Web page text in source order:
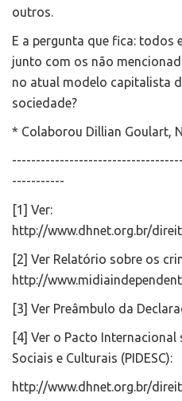
outros.
E a pergunta que fica: todos
junto com os não
no atual modelo capitalista
sociedade?
* Colaborou Dillian Goulart,
-----------
[1] Ver:
http://www.dhnet.org.br/
[2] Ver Relatório sobre os
http://
[3] Ver Preâmbulo da
[4] Ver o Pacto
Sociais e Culturais (PIDESC):
http://www.dhnet.org.br/